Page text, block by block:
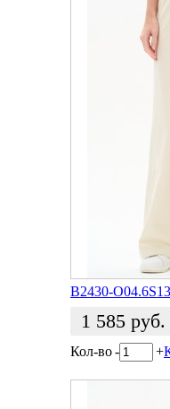
B2430-
1 585 руб.
Кол-во- +